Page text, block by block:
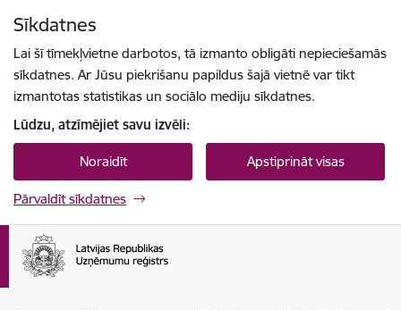
Sīkdatnes
Lai šī tīmekļvietne darbotos, tā izmanto obligāti nepieciešamās
sīkdatnes. Ar Jūsu piekrišanu papildus šajā vietnē var tikt
izmantotas statistikas un sociālo mediju sīkdatnes.
Lūdzu, atzīmējiet savu izvēli:
Noraidīt Apstiprināt visas
Pārvaldīt sīkdatnes